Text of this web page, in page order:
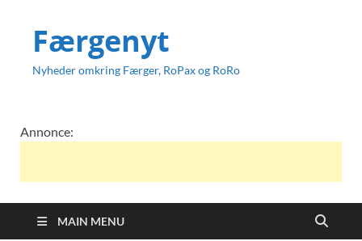
Færgenyt
Nyheder omkring Færger, RoPax og RoRo
Annonce:
MAIN MENU